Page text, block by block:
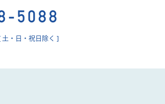
土・日・祝日除く ]